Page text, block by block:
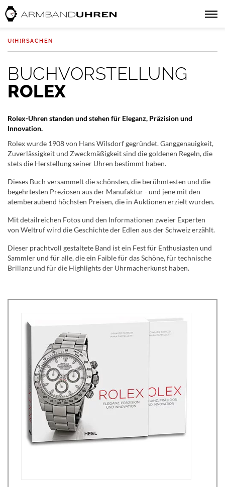
U(H)RSACHEN
BUCHVORSTELLUNG
ROLEX
Rolex-Uhren standen und stehen für Eleganz, Präzision und
Innovation.
Rolex wurde 1908 von Hans Wilsdorf gegründet. Ganggenauigkeit,
Zuverlässigkeit und Zweckmäßigkeit sind die goldenen Regeln, die
stets die Herstellung seiner Uhren bestimmt haben.
Dieses Buch versammelt die schönsten, die berühmtesten und die
begehrtesten Preziosen aus der Manufaktur - und jene mit den
atemberaubend höchsten Preisen, die in Auktionen erzielt wurden.
Mit detailreichen Fotos und den Informationen zweier Experten
von Weltruf wird die Geschichte der Edlen aus der Schweiz erzählt.
Dieser prachtvoll gestaltete Band ist ein Fest für Enthusiasten und
Sammler und für alle, die ein Faible für das Schöne, für technische
Brillanz und für die Highlights der Uhrmacherkunst haben.